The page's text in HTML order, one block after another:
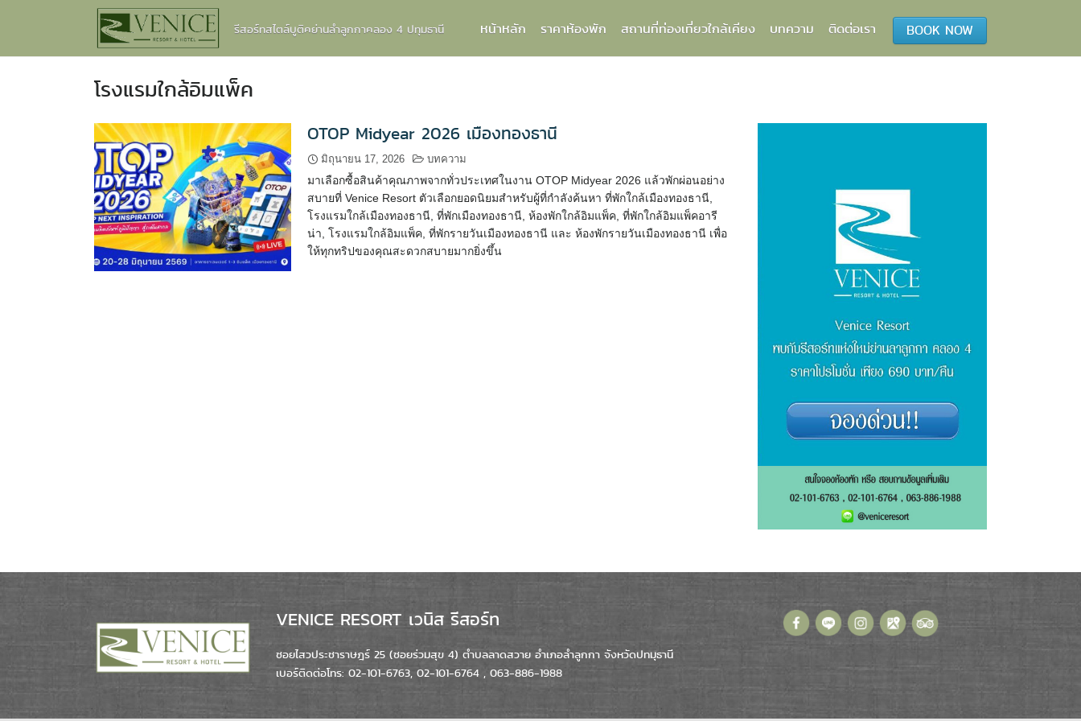
รีสอร์ทสไตล์บูติคย่านลำลูกกาคลอง 4 ปทุมธานี BOOK NOW
หน้าหลัก ราคาห้องพัก สถานที่ท่องเที่ยวใกล้เคียง บทความ ติดต่อเรา
โรงแรมใกล้อิมแพ็ค
OTOP Midyear 2026 เมืองทองธานี
มิถุนายน 17, 2026 บทความ
มาเลือกซื้อสินค้าคุณภาพจากทั่วประเทศในงาน OTOP Midyear 2026 แล้วพักผ่อนอย่าง
สบายที่ Venice Resort ตัวเลือกยอดนิยมสำหรับผู้ที่กำลังค้นหา ที่พักใกล้เมืองทองธานี,
โรงแรมใกล้เมืองทองธานี, ที่พักเมืองทองธานี, ห้องพักใกล้อิมแพ็ค, ที่พักใกล้อิมแพ็คอารี
น่า, โรงแรมใกล้อิมแพ็ค, ที่พักรายวันเมืองทองธานี และ ห้องพักรายวันเมืองทองธานี เพื่อ
ให้ทุกทริปของคุณสะดวกสบายมากยิ่งขึ้น
VENICE RESORT เวนิส รีสอร์ท
ซอยไสวประชาราษฎร์ 25 (ซอยร่วมสุข 4) ตำบลลาดสวาย อำเภอลำลูกกา จังหวัดปทมุธานี
เบอร์ติดต่อโทร: 02-101-6763, 02-101-6764 , 063-886-1988